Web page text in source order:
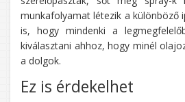
munkafolyamat létezik a különböző
is, hogy mindenki a
kiválasztani ahhoz, hogy minél
a dolgok.
Ez is érdekelhet